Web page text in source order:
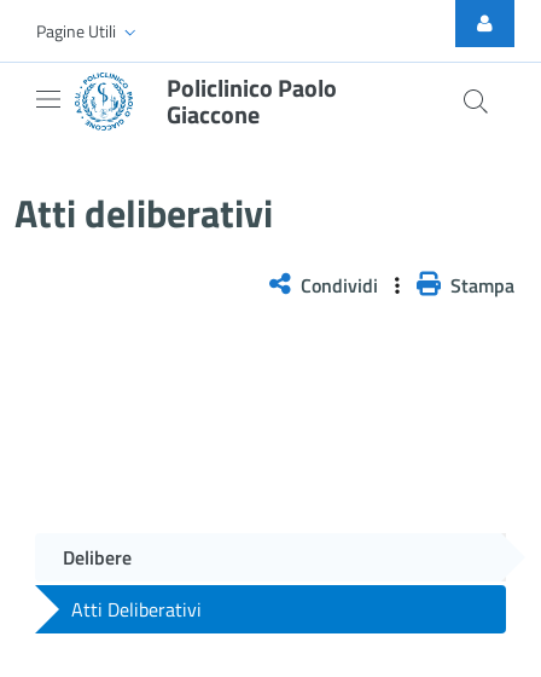
Skip to Main Content
Pagine Utili
Policlinico Paolo
Giaccone
Atti deliberativi
Condividi Stampa
Delibere
Atti Deliberativi